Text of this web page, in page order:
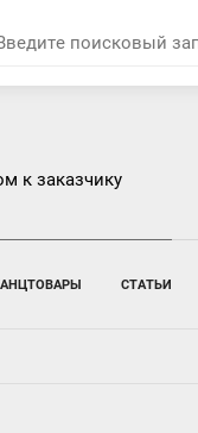
к заказчику
СТАТЬИ